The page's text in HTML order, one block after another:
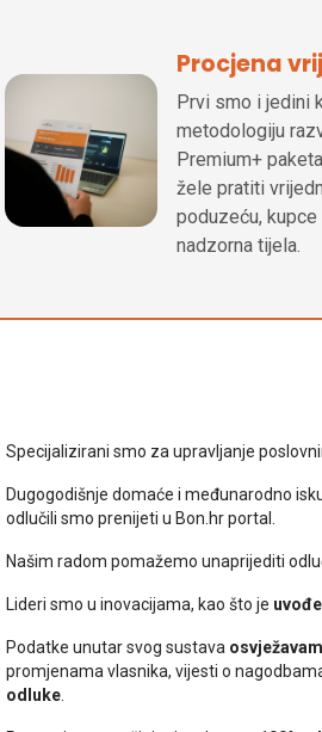
Procjena
Prvi smo i jedini
metodologiju
Premium+
žele pratiti
poduzeću,
nadzorna tijela.
Specijalizirani smo za upravljanje
Dugogodišnje domaće i međunarodno
odlučili smo prenijeti u Bon.hr portal.
Našim radom pomažemo unaprijediti
Lideri smo u inovacijama, kao što je
Podatke unutar svog sustava
promjenama vlasnika, vijesti o
odluke.